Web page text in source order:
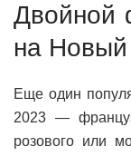
Двойной
на Новый
Еще один
2023 —
розового или